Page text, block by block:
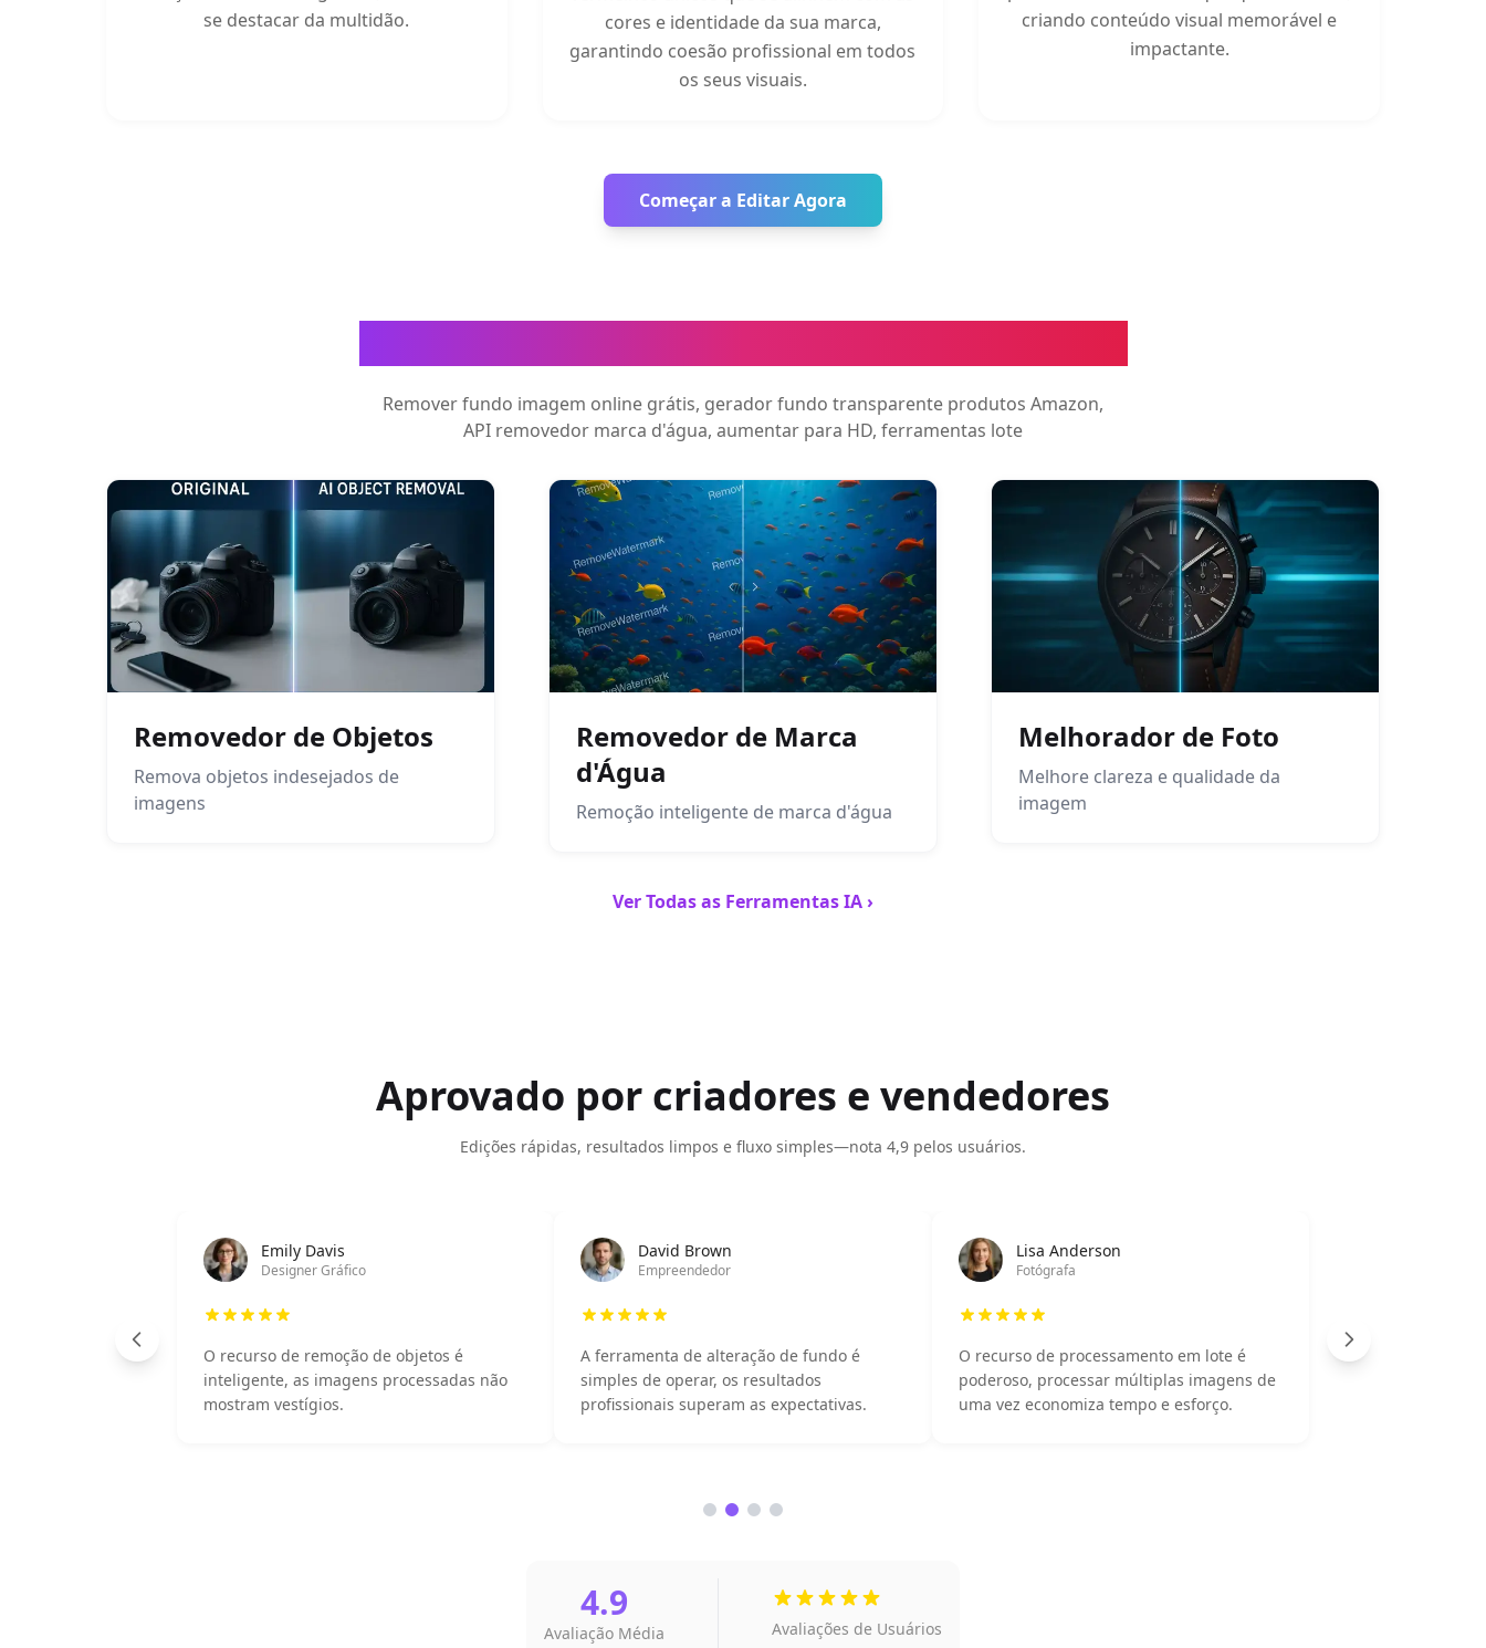
se destacar da multidão.
cores e identidade da sua marca,
garantindo coesão profissional em todos
os seus visuais.
criando conteúdo visual memorável e
impactante.
Começar a Editar Agora
Remover fundo imagem online grátis, gerador fundo transparente produtos Amazon,
API removedor marca d'água, aumentar para HD, ferramentas lote
Removedor de Objetos
Remova objetos indesejados de
imagens
Removedor de Marca
d'Água
Remoção inteligente de marca d'água
Melhorador de Foto
Melhore clareza e qualidade da
imagem
Ver Todas as Ferramentas IA ›
Aprovado por criadores e vendedores
Edições rápidas, resultados limpos e fluxo simples—nota 4,9 pelos usuários.
Emily Davis
Designer Gráfico
O recurso de remoção de objetos é
inteligente, as imagens processadas não
mostram vestígios.
David Brown
Empreendedor
A ferramenta de alteração de fundo é
simples de operar, os resultados
profissionais superam as expectativas.
Lisa Anderson
Fotógrafa
O recurso de processamento em lote é
poderoso, processar múltiplas imagens de
uma vez economiza tempo e esforço.
4.9
Avaliação Média Avaliações de Usuários